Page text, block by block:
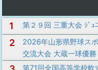
1 第２９回 三重大会 ｼﾞｭ
2
2026年山形県野球ス
交流大会 大蔵一球優勝
第71回全国高等学校